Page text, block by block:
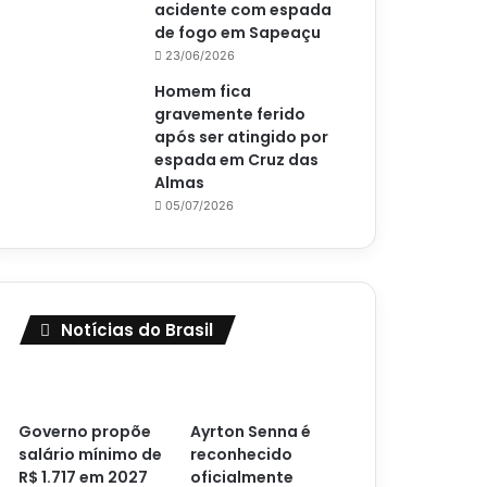
acidente com espada
de fogo em Sapeaçu
23/06/2026
Homem fica
gravemente ferido
após ser atingido por
espada em Cruz das
Almas
05/07/2026
Notícias do Brasil
Governo propõe
salário mínimo de
R$ 1.717 em 2027
Ayrton Senna é
reconhecido
oficialmente